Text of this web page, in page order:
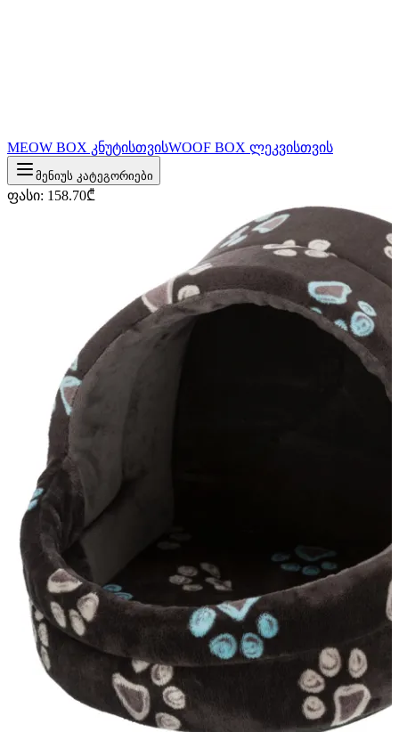
MEOW BOX კნუტისთვისWOOF BOX ლეკვისთვის
მენიუს კატეგორიები
ფასი: 158.70₾